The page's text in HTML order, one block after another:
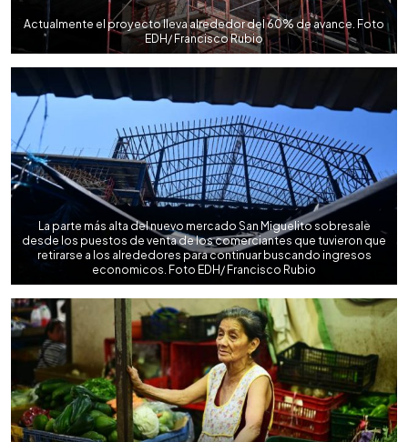
Actualmente el proyecto lleva alrededor del 60% de avance. Foto
EDH/ Francisco Rubio
La parte más alta del nuevo mercado San Miguelito sobresale
desde los puestos de venta de los comerciantes que tuvieron que
retirarse a los alrededores para continuar buscando ingresos
economicos. Foto EDH/ Francisco Rubio